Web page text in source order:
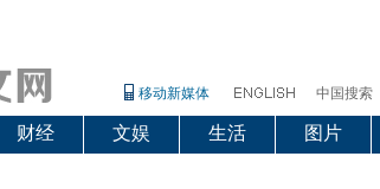
移动新媒体 中国搜索
财经 文娱 生活 图片